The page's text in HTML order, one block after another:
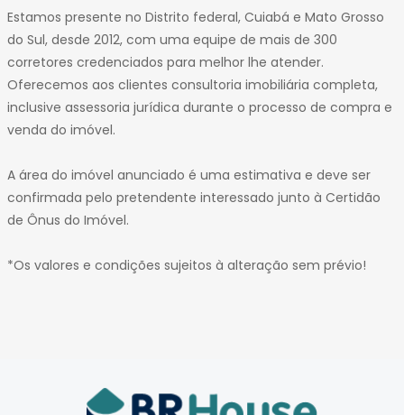
Estamos presente no Distrito federal, Cuiabá e Mato Grosso
do Sul, desde 2012, com uma equipe de mais de 300
corretores credenciados para melhor lhe atender.
Oferecemos aos clientes consultoria imobiliária completa,
inclusive assessoria jurídica durante o processo de compra e
venda do imóvel.
A área do imóvel anunciado é uma estimativa e deve ser
confirmada pelo pretendente interessado junto à Certidão
de Ônus do Imóvel.
*Os valores e condições sujeitos à alteração sem prévio!